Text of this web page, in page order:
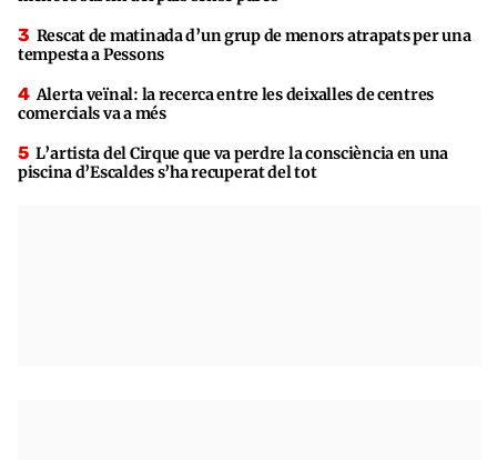
Rescat de matinada d’un grup de menors atrapats per una
tempesta a Pessons
Alerta veïnal: la recerca entre les deixalles de centres
comercials va a més
L’artista del Cirque que va perdre la consciència en una
piscina d’Escaldes s’ha recuperat del tot